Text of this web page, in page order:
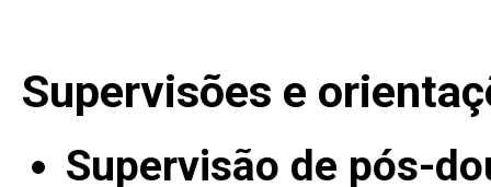
Supervisões e
Supervisão de pós-